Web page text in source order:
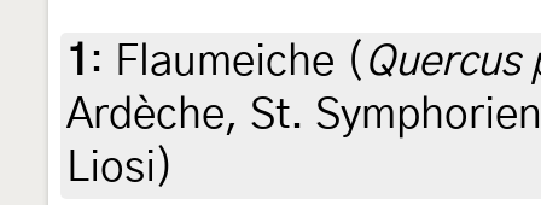
1 : Flaumeiche ( Quercus
Ardèche, St.
Liosi)